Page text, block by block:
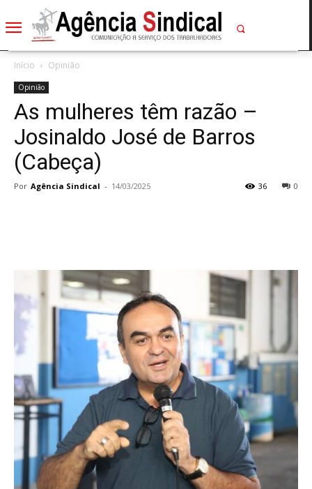
Início Opinião
Opinião
As mulheres têm razão –
Josinaldo José de Barros
(Cabeça)
Por Agência Sindical - 14/03/2025 0
36